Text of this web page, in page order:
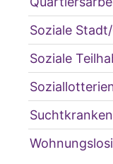
Soziale
Soziale